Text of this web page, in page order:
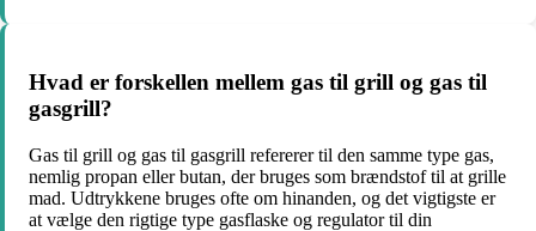
Hvad er forskellen mellem gas til grill og gas til
gasgrill?
Gas til grill og gas til gasgrill refererer til den samme type gas,
nemlig propan eller butan, der bruges som brændstof til at grille
mad. Udtrykkene bruges ofte om hinanden, og det vigtigste er
at vælge den rigtige type gasflaske og regulator til din